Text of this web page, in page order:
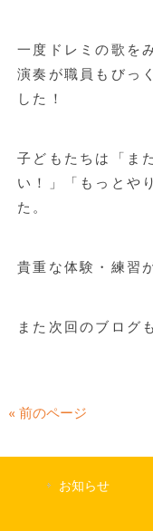
一度ドレミの歌を
演奏が職員もびっ
した！
子どもたちは「ま
い！」「もっとや
た。
貴重な体験・練習
また次回のブログ
« 前のページ
お知らせ